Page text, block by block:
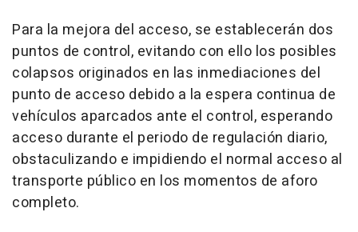
Para la mejora del acceso, se establecerán dos
puntos de control, evitando con ello los posibles
colapsos originados en las inmediaciones del
punto de acceso debido a la espera continua de
vehículos aparcados ante el control, esperando
acceso durante el periodo de regulación diario,
obstaculizando e impidiendo el normal acceso al
transporte público en los momentos de aforo
completo.